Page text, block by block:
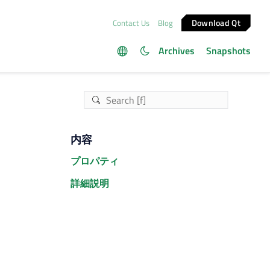
Contact Us Blog Download Qt
Archives Snapshots
内容
プロパティ
詳細説明